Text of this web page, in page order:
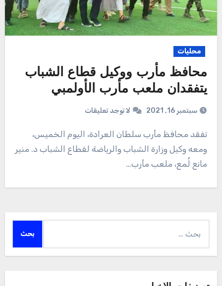
محليات
محافظ مأرب ووكيل قطاع الشباب
يتفقدان ملعب مأرب الأولمبي
سبتمبر 16, 2021 لا توجد تعليقات
تفقد محافظ مأرب سلطان العرادة، اليوم الخميس،
ومعه وكيل وزارة الشباب والرياضة لقطاع الشباب د. منير
مانع لُمع، ملعب مأرب…
عن: